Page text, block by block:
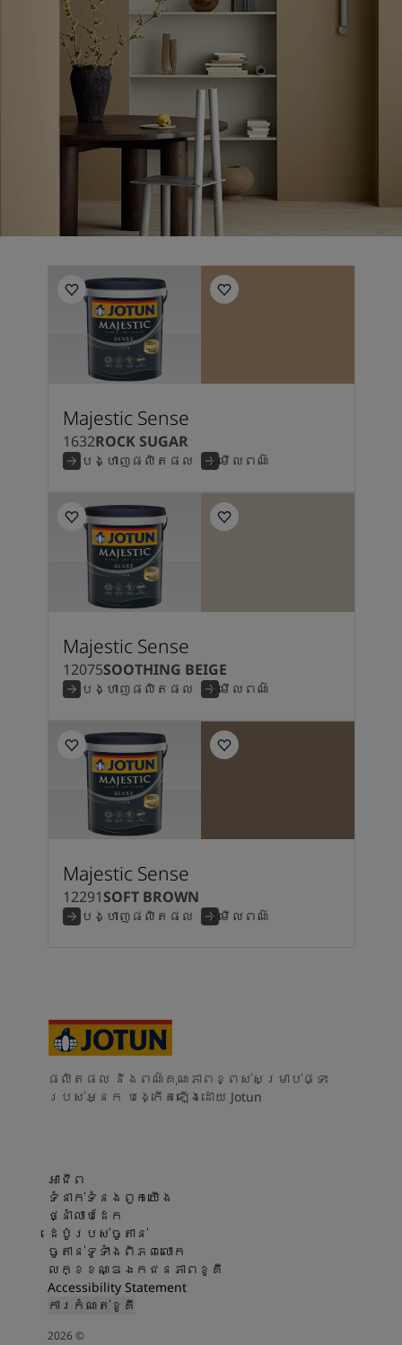
Majestic Sense
1632ROCK SUGAR
បង្ហាញផលិតផល មើលពណ៌
Majestic Sense
12075SOOTHING BEIGE
បង្ហាញផលិតផល មើលពណ៌
Majestic Sense
12291SOFT BROWN
បង្ហាញផលិតផល មើលពណ៌
ផលិតផល និងពណ៌គុណភាពខ្ពស់សម្រាប់ផ្ទះ
របស់អ្នក បង្កើតឡើងដោយ Jotun
អាជីព
ទំនាក់ទំនងពួកយើង
ថ្នាំលាបដែក
ដេប៉ូរបស់ចូតាន់
ចូតាន់ទូទាំងពិភពលោក
លក្ខខណ្ឌឯកជនភាពខូគី
Accessibility Statement
ការកំណត់ខូគី
2026©